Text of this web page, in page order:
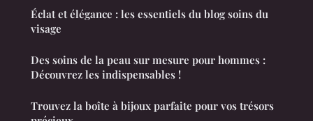
Éclat et élégance : les essentiels du blog soins du
visage
Des soins de la peau sur mesure pour hommes :
Découvrez les indispensables !
Trouvez la boîte à bijoux parfaite pour vos trésors